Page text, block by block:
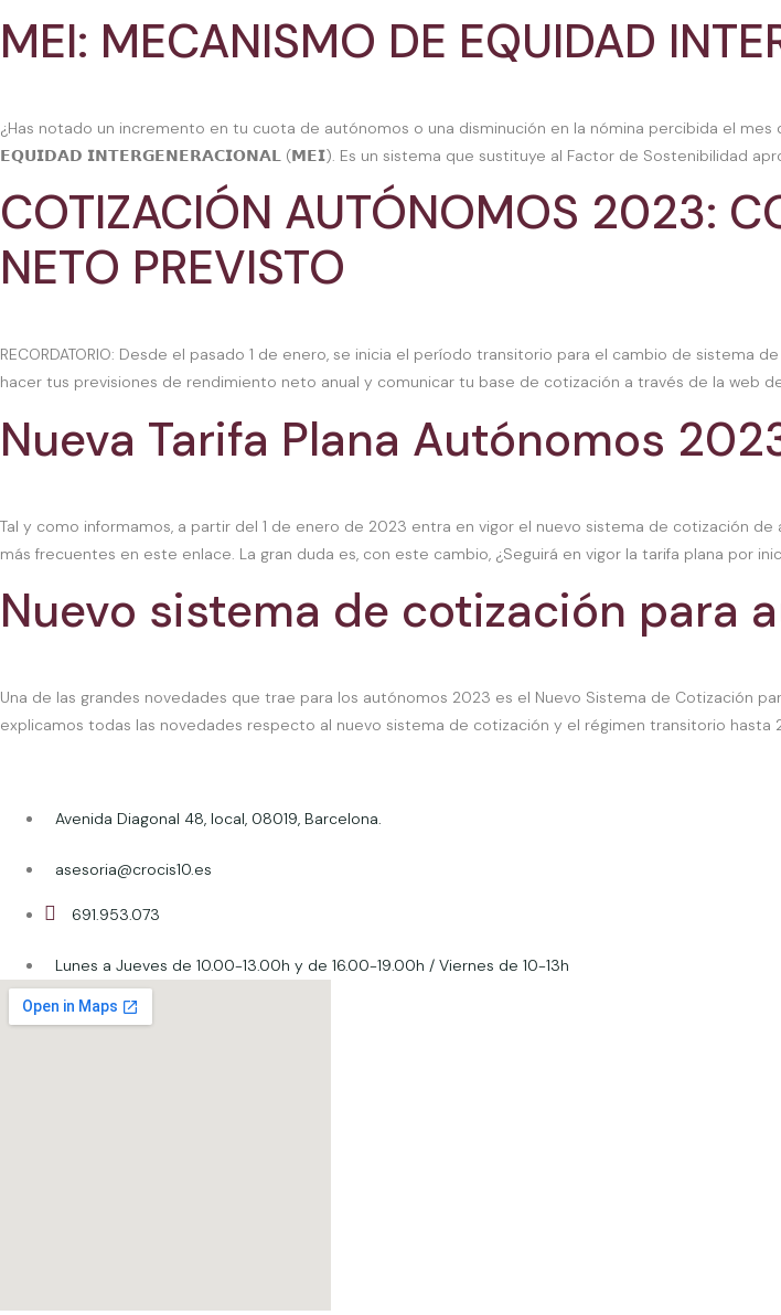
MEI: MECANISMO DE EQUIDAD
¿Has notado un incremento en tu cuota de autónomos o una disminución en la nómina percibida el
𝗘𝗤𝗨𝗜𝗗𝗔𝗗 𝗜𝗡𝗧𝗘𝗥𝗚𝗘𝗡𝗘𝗥𝗔𝗖𝗜𝗢𝗡𝗔𝗟 (𝗠𝗘𝗜). Es un sistema que sustituye al Factor de Sostenibilidad
COTIZACIÓN AUTÓNOMOS 2023:
NETO PREVISTO
RECORDATORIO: Desde el pasado 1 de enero, se inicia el período transitorio para el cambio de
hacer tus previsiones de rendimiento neto anual y comunicar tu base de cotización a través de la web
Nueva Tarifa Plana Autónomos
Tal y como informamos, a partir del 1 de enero de 2023 entra en vigor el nuevo sistema de cotización
más frecuentes en este enlace. La gran duda es, con este cambio, ¿Seguirá en vigor la tarifa plana por
Nuevo sistema de cotización para
Una de las grandes novedades que trae para los autónomos 2023 es el Nuevo Sistema de Cotización
explicamos todas las novedades respecto al nuevo sistema de cotización y el régimen transitorio hasta
Avenida Diagonal 48, local, 08019, Barcelona.
asesoria@crocis10.es
691.953.073
Lunes a Jueves de 10.00-13.00h y de 16.00-19.00h / Viernes de 10-13h